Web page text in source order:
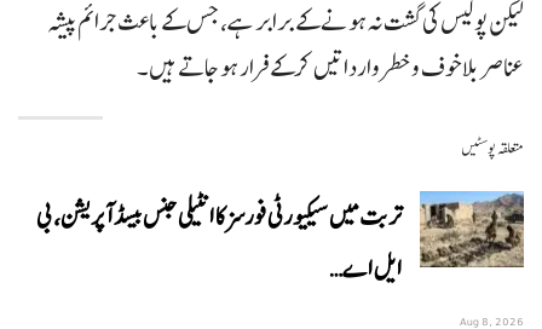
لیکن پولیس کی گشت نہ ہونے کے برابر ہے، جس کے باعث جرائم پیشہ
عناصر بلاخوف و خطر وارداتیں کرکے فرار ہو جاتے ہیں۔
متعلقہ پوسٹیں
تربت میں سیکیورٹی فورسز کا انٹیلی جنس بیسڈ آپریشن، بی
ایل اے…
Aug 8, 2026